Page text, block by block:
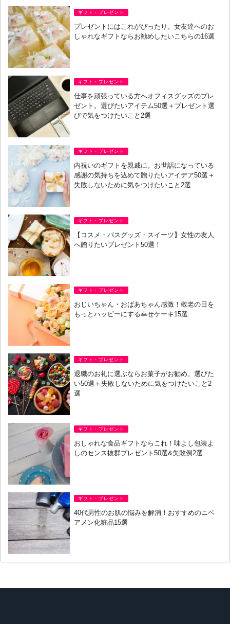
ギフト・プレゼント
プレゼントにはこれがぴったり。女友達へのお
しゃれなギフトならお勧めしたいこちらの16選
ギフト・プレゼント
仕事を頑張っている方へオフィスグッズのプレ
ゼント。選びたいアイテム50選＋プレゼント選
びで気をつけたいこと2選
ギフト・プレゼント
内祝いのギフトを親戚に。お世話になっている
感謝の気持ちを込めて贈りたいアイデア50選＋
失敗しないために気をつけたいこと2選
ギフト・プレゼント
【コスメ・バスグッズ・スイーツ】女性の友人
へ贈りたいプレゼント50選！
ギフト・プレゼント
おじいちゃん・おばあちゃん感激！敬老の日を
もっとハッピーにする幸せケーキ15選
ギフト・プレゼント
退職のお礼に選ぶならお菓子がお勧め。選びた
い50選＋失敗しないために気をつけたいこと2
選
ギフト・プレゼント
おしゃれな食品ギフトならこれ！味よし包装よ
しのセンス抜群プレゼント50選&失敗例2選
ギフト・プレゼント
40代男性のお肌の悩みを解消！おすすめのニベ
アメン化粧品15選